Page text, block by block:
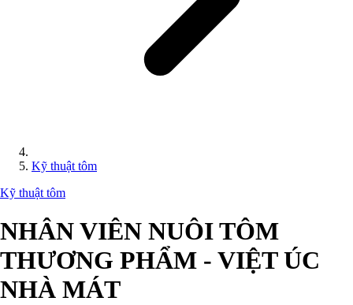
Kỹ thuật tôm
Kỹ thuật tôm
NHÂN VIÊN NUÔI TÔM
THƯƠNG PHẨM - VIỆT ÚC
NHÀ MÁT